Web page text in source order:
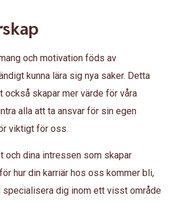
och motivation föds av
kunna lära sig nya saker. Detta
också skapar mer värde för våra
alla att ta ansvar för sin egen
viktigt för oss.
och dina intressen som skapar
hur din karriär hos oss kommer bli,
dig inom ett visst område